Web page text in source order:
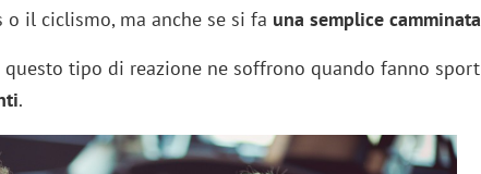
o il ciclismo, ma anche se si fa una semplice camminata
tipo di reazione ne soffrono quando fanno sport
.